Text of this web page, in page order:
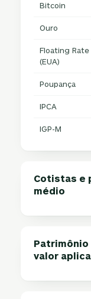
Bitcoin
Ouro
Floating Rate
(EUA)
Poupança
IPCA
IGP-M
Cotistas e
médio
valor